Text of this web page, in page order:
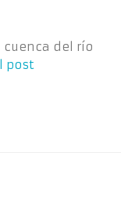
cuenca del río
post